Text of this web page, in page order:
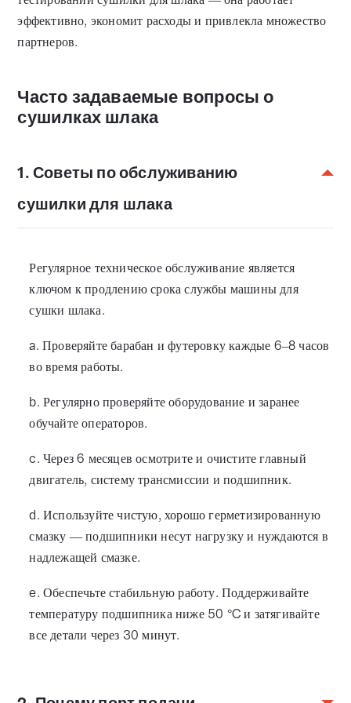
эффективно, экономит расходы и привлекла множество
партнеров.
Часто задаваемые вопросы о
сушилках шлака
1. Советы по обслуживанию
сушилки для шлака
Регулярное техническое обслуживание является
ключом к продлению срока службы машины для
сушки шлака.
a. Проверяйте барабан и футеровку каждые 6–8 часов
во время работы.
b. Регулярно проверяйте оборудование и заранее
обучайте операторов.
c. Через 6 месяцев осмотрите и очистите главный
двигатель, систему трансмиссии и подшипник.
d. Используйте чистую, хорошо герметизированную
смазку — подшипники несут нагрузку и нуждаются в
надлежащей смазке.
e. Обеспечьте стабильную работу. Поддерживайте
температуру подшипника ниже 50 °C и затягивайте
все детали через 30 минут.